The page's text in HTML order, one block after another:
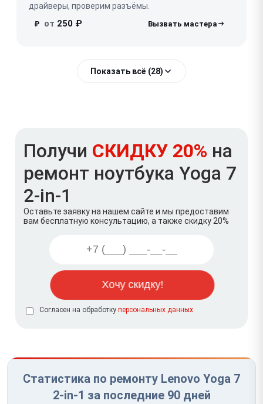
драйверы, проверим разъёмы.
₽ от 250 ₽
Показать всё (28)
Получи СКИДКУ 20% на
ремонт ноутбука Yoga 7
2-in-1
Оставьте заявку на нашем сайте и мы предоставим
вам бесплатную консультацию, а также скидку 20%
Согласен на обработку персональных данных
Статистика по ремонту Lenovo Yoga 7
2-in-1 за последние 90 дней